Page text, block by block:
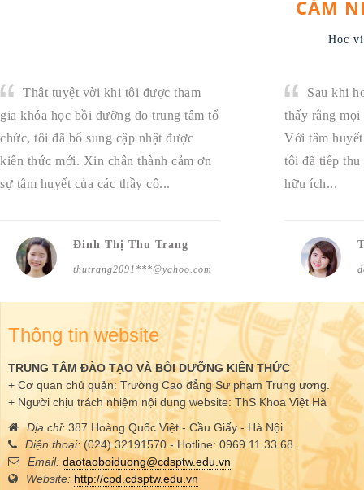
CẢM
Học
Thật tuyệt vời khi tôi được tham
gia khóa học bồi dưỡng do trung tâm tổ
chức, tôi đã bổ sung cập nhật được
kiến thức mới. Xin chân thành cảm ơn
sự tâm huyết của các thầy cô...
Đinh Thị Thu Trang
thutrang2091***@yahoo.com
Sau khi
thấy rằng
Với tâm
tôi đã tiếp
hữu ích...
Thông tin website
TRUNG TÂM ĐÀO TẠO VÀ BỒI DƯỠNG KIẾN THỨC
+ Cơ quan chủ quản: Trường Cao đẳng Sư phạm Trung ương.
+ Người chịu trách nhiệm nội dung website: ThS Khoa Việt Hà
Địa chỉ: 387 Hoàng Quốc Việt - Cầu Giấy - Hà Nội.
Điện thoại:(024) 32191570 - Hotline: 0969.11.33.68 .
Email: daotaoboiduong@cdsptw.edu.vn
Website: http://cpd.cdsptw.edu.vn